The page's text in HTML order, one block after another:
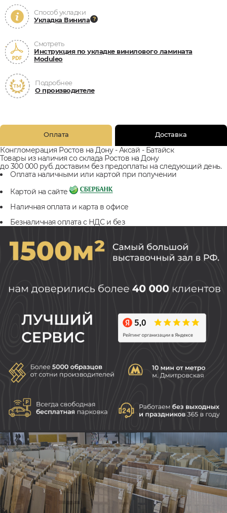
Способ укладки
Укладка Винила
Смотреть
Инструкция по укладке винилового ламината
Moduleo
Подробнее
О производителе
Оплата Доставка
Конгломерация Ростов на Дону - Аксай - Батайск
Товары из наличия со склада Ростов на Дону
до 300 000 руб. доставим без предоплаты на следующий день.
Оплата наличными или картой при получении
Картой на сайте
Наличная оплата и карта в офисе
Безналичная оплата с НДС и без